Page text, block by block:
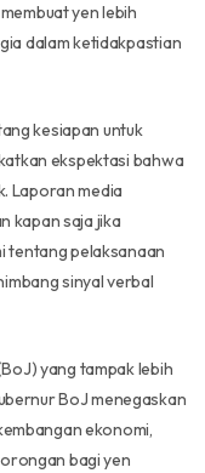
yen lebih
dalam ketidakpastian
kesiapan untuk
ekspektasi bahwa
Laporan media
kapan saja jika
tentang pelaksanaan
sinyal verbal
yang tampak lebih
BoJ menegaskan
ekonomi,
bagi yen